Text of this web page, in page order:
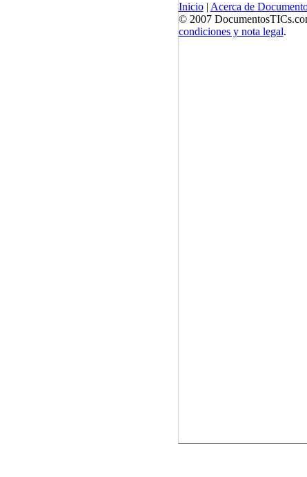
Inicio| Acerca de
© 2007
condiciones y nota legal.